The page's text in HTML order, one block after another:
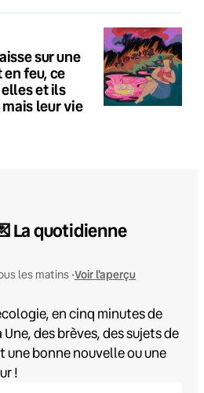
sur une
feu, ce
elles et ils
leur vie
La quotidienne
les matins •Voir l'aperçu
en cinq minutes de
des brèves, des sujets de
une bonne nouvelle ou une
!